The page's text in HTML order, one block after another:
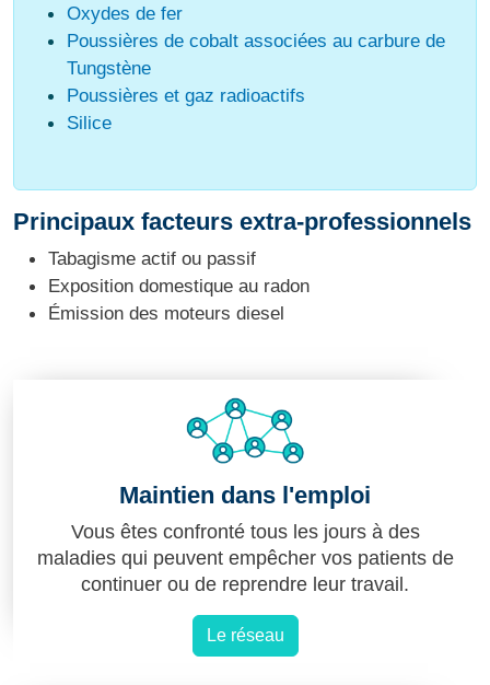
Oxydes de fer
Poussières de cobalt associées au carbure de
Tungstène
Poussières et gaz radioactifs
Silice
Principaux facteurs extra-professionnels
Tabagisme actif ou passif
Exposition domestique au radon
Émission des moteurs diesel
Maintien dans l'emploi
Vous êtes confronté tous les jours à des
maladies qui peuvent empêcher vos patients de
continuer ou de reprendre leur travail.
Le réseau